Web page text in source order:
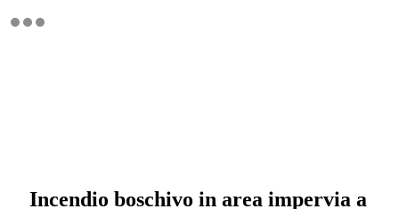
Incendio boschivo in area impervia a